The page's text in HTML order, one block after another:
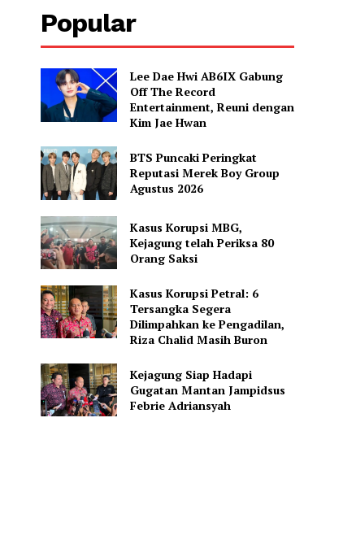
Popular
Lee Dae Hwi AB6IX Gabung
Off The Record
Entertainment, Reuni dengan
Kim Jae Hwan
BTS Puncaki Peringkat
Reputasi Merek Boy Group
Agustus 2026
Kasus Korupsi MBG,
Kejagung telah Periksa 80
Orang Saksi
Kasus Korupsi Petral: 6
Tersangka Segera
Dilimpahkan ke Pengadilan,
Riza Chalid Masih Buron
Kejagung Siap Hadapi
Gugatan Mantan Jampidsus
Febrie Adriansyah